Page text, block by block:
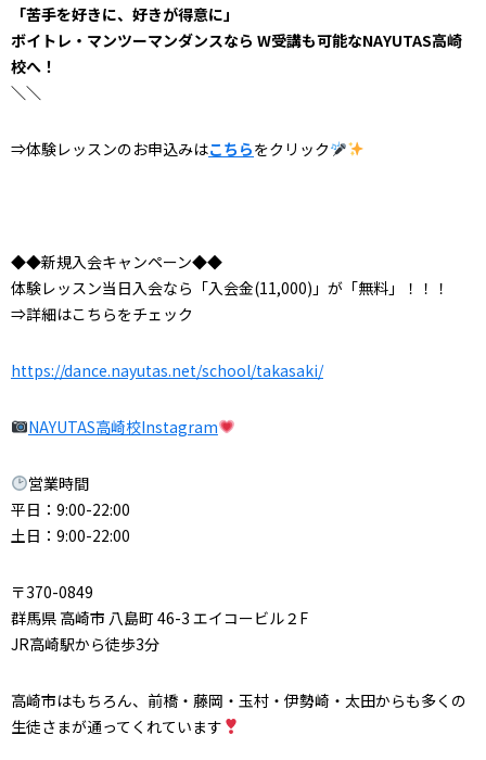
「苦手を好きに、好きが得意に」
ボイトレ・マンツーマンダンスなら W受講も可能なNAYUTAS高崎
校へ！
＼＼
⇒体験レッスンのお申込みはこちらをクリック
◆◆新規入会キャンペーン◆◆
体験レッスン当日入会なら「入会金(11,000)」が「無料」！！！
⇒詳細はこちらをチェック
https://dance.nayutas.net/school/takasaki/
NAYUTAS高崎校Instagram
営業時間
平日：9:00-22:00
土日：9:00-22:00
〒370-0849
群馬県 高崎市 八島町 46-3 エイコービル２F
JR高崎駅から徒歩3分
高崎市はもちろん、前橋・藤岡・玉村・伊勢崎・太田からも多くの
生徒さまが通ってくれています